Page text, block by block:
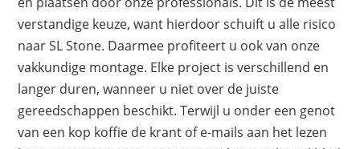
verstandige keuze, want hierdoor schuift u alle risico
naar SL Stone. Daarmee profiteert u ook van onze
vakkundige montage. Elke project is verschillend en
langer duren, wanneer u niet over de juiste
gereedschappen beschikt. Terwijl u onder een genot
van een kop koffie de krant of e-mails aan het lezen